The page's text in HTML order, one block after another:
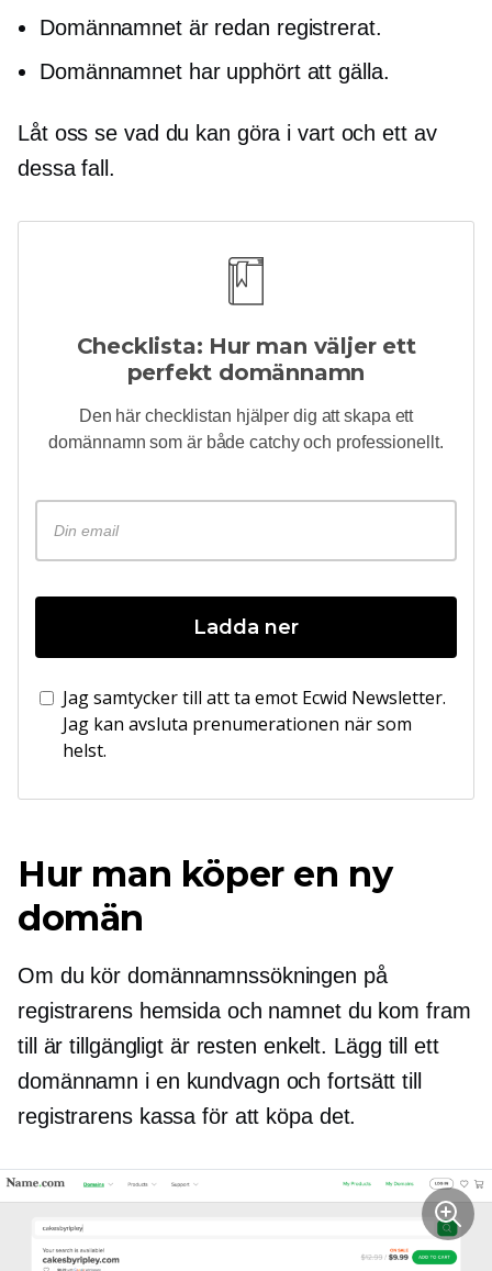
Domännamnet är redan registrerat.
Domännamnet har upphört att gälla.
Låt oss se vad du kan göra i vart och ett av
dessa fall.
Checklista: Hur man väljer ett
perfekt domännamn
Den här checklistan hjälper dig att skapa ett
domännamn som är både catchy och professionellt.
Ladda ner
Jag samtycker till att ta emot Ecwid Newsletter.
Jag kan avsluta prenumerationen när som
helst.
Hur man köper en ny
domän
Om du kör domännamnssökningen på
registrarens hemsida och namnet du kom fram
till är tillgängligt är resten enkelt. Lägg till ett
domännamn i en kundvagn och fortsätt till
registrarens kassa för att köpa det.